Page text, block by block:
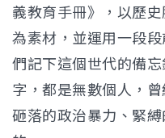
義教育手冊》，以歷
為素材，並運用一段
們記下這個世代的備
字，都是無數個人，
砸落的政治暴力、緊